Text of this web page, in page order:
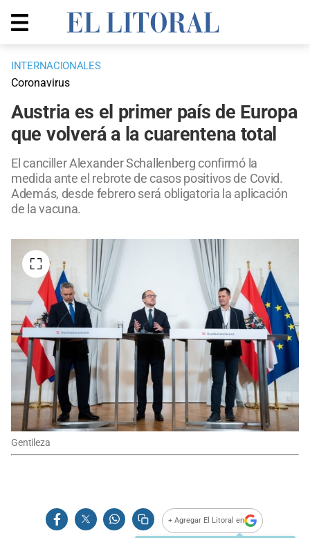
INTERNACIONALES
Coronavirus
Austria es el primer país de Europa
que volverá a la cuarentena total
El canciller Alexander Schallenberg confirmó la
medida ante el rebrote de casos positivos de Covid.
Además, desde febrero será obligatoria la aplicación
de la vacuna.
Gentileza
+ Agregar El Litoral en